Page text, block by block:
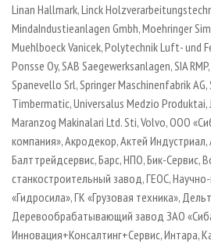
Linan Hallmark, Linck
MindaIndustieanlagen Gmbh, Moehringer
Muehlboeck Vanicek, Polytechnik Luft- und
Ponsse Oy, SAB Saegewerksanlagen, SIA
Spanevello Srl, Springer Maschinenfabrik AG,
Timbermatic, Universalus Medzio Produktai,
Maranzog Makinalari Ltd. Sti, Volvo, ООО
компания», Акродекор, Актей Индустриал,
Балттрейдсервис, Барс, НПО, Бик-Сервис,
станкостроительный завод, ГЕОС,
«Гидросила», ГК «Грузовая техника»,
Деревообрабатывающий завод ЗАО
Инновация+Консалтинг+Сервис, Интара,